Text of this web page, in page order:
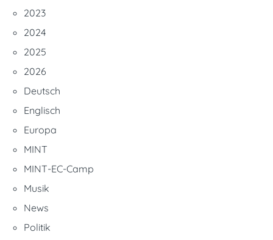
2023
2024
2025
2026
Deutsch
Englisch
Europa
MINT
MINT-EC-Camp
Musik
News
Politik